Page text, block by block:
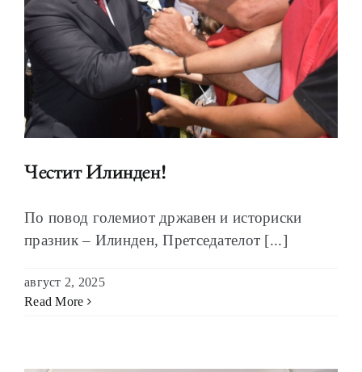
Честит Илинден!
По повод големиот државен и историски
празник – Илинден, Претседателот [...]
август 2, 2025
Read More